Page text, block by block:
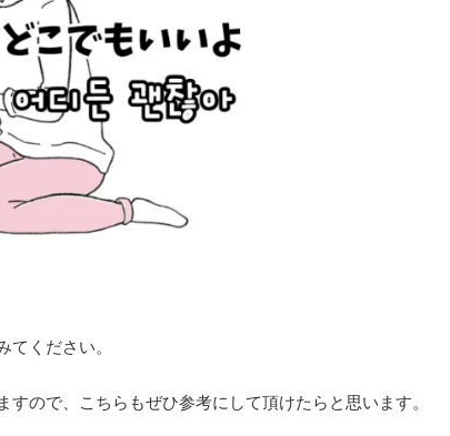
ください。
すので、こちらもぜひ参考にして頂けたらと思います。